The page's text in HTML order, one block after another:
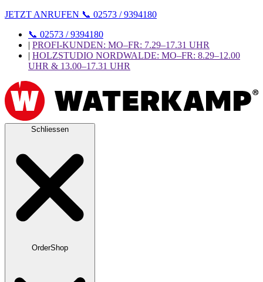
JETZT ANRUFEN 📞 02573 / 9394180
📞 02573 / 9394180
| PROFI-KUNDEN: MO–FR: 7.29–17.31 UHR
| HOLZSTUDIO NORDWALDE: MO–FR: 8.29–12.00
UHR & 13.00–17.31 UHR
Schliessen
OrderShop